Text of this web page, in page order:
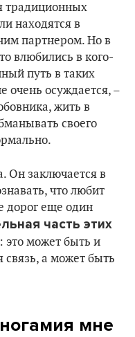
традиционных
находятся в
партнером. Но в
влюбились в кого-
путь в таких
очень осуждается, –
жить в
своего
Он заключается в
что любит
дорог еще один
часть этих
: это может быть и
связь, а может быть
мне